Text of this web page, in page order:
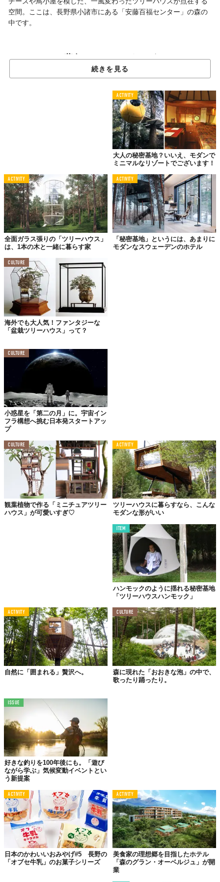
空間。ここは、長野県小諸市にある「安藤百福センター」の森の
中です。
著名アーティストたちが
長野県の森の中で競演！
そもそも、安藤百福センターとは、インスタントラーメンの発明
者である安藤百福の生誕百年を記念し、“子どもたちに自然体験活
動を教える指導者”を育てる「上級指導者」の養成と、指導カリキ
ュラムの研究・開発を目的として設立された施設。
そこで、2010 年より公益財団法人 安藤スポーツ・食文化振興財
団が展開しているのが、「小諸ツリーハウスプロジェクト」なの
敷地内の「アートツリーハウス」は、佐藤オオキ氏や古谷誠章
氏、佐藤可士和氏など、様々なジャンルのクリエイターがデザイ
ンしたもの。四季折々の豊かな自然とアートが共鳴する、まった
く新しいコンセプチュアルな空間となっています。
続きを見る
ACTIVITY
大人の秘密基地？いいえ、モダンで
ミニマルなリゾートでございます！
ACTIVITY
全面ガラス張りの「ツリーハウス」
は、1本の木と一緒に暮らす家
ACTIVITY
「秘密基地」というには、あまりに
モダンなスウェーデンのホテル
CULTURE
海外でも大人気！ファンタジーな
「盆栽ツリーハウス」って？
CULTURE
小惑星を「第二の月」に。宇宙イン
フラ構想へ挑む日本発スタートアッ
プ
CULTURE
観葉植物で作る「ミニチュアツリー
ハウス」が可愛いすぎ♡
ACTIVITY
ツリーハウスに暮らすなら、こんな
モダンな形がいい
ITEM
ハンモックのように揺れる秘密基地
「ツリーハウスハンモック」
ACTIVITY
自然に「囲まれる」贅沢へ。
CULTURE
森に現れた「おおきな泡」の中で、
歌ったり踊ったり。
ISSUE
好きな釣りを100年後にも。「遊び
ながら学ぶ」気候変動イベントとい
う新提案
ACTIVITY
日本のかわいいおみやげ#5 長野の
「オブセ牛乳」のお菓子シリーズ
ACTIVITY
美食家の理想郷を目指したホテル
「森のグラン・オーベルジュ」が開
業